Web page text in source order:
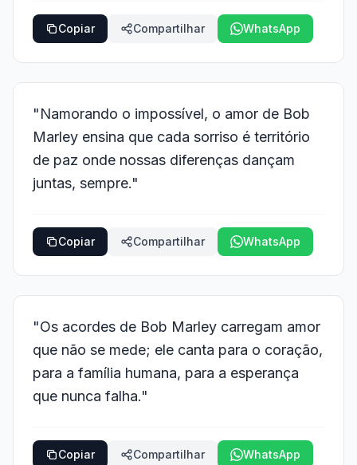
Copiar Compartilhar WhatsApp
"Namorando o impossível, o amor de Bob
Marley ensina que cada sorriso é território
de paz onde nossas diferenças dançam
juntas, sempre."
Copiar Compartilhar WhatsApp
"Os acordes de Bob Marley carregam amor
que não se mede; ele canta para o coração,
para a família humana, para a esperança
que nunca falha."
Copiar Compartilhar WhatsApp